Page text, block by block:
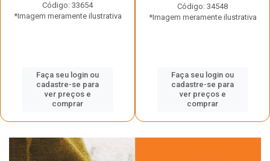
Código: 33654
*Imagem meramente ilustrativa
Faça seu login ou
cadastre-se para
ver preços e
comprar
Código: 34548
*Imagem meramente ilustrativa
Faça seu login ou
cadastre-se para
ver preços e
comprar